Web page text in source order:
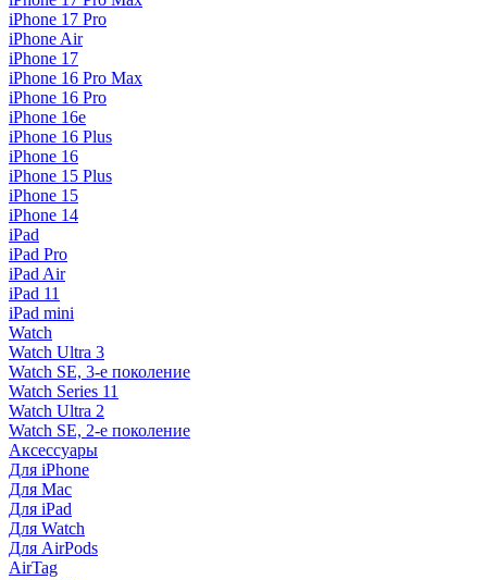
iPhone 17 Pro
iPhone Air
iPhone 17
iPhone 16 Pro Max
iPhone 16 Pro
iPhone 16e
iPhone 16 Plus
iPhone 16
iPhone 15 Plus
iPhone 15
iPhone 14
iPad
iPad Pro
iPad Air
iPad 11
iPad mini
Watch
Watch Ultra 3
Watch SE, 3-е поколение
Watch Series 11
Watch Ultra 2
Watch SE, 2-е поколение
Аксессуары
Для iPhone
Для Mac
Для iPad
Для Watch
Для AirPods
AirTag